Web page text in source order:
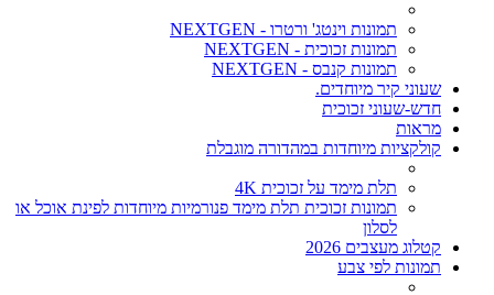
תמונות וינטג' ורטרו - NEXTGEN
תמונות זכוכית - NEXTGEN
תמונות קנבס - NEXTGEN
שעוני קיר מיוחדים.
חדש-שעוני זכוכית
מראות
קולקציות מיוחדות במהדורה מוגבלת
תלת מימד על זכוכית 4K
תמונות זכוכית תלת מימד פנורמיות מיוחדות לפינת אוכל או
לסלון
קטלוג מעצבים 2026
תמונות לפי צבע